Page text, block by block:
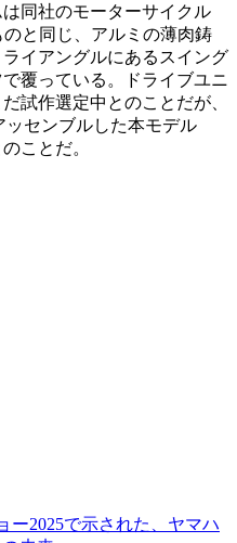
同社のモーターサイクル
のと同じ、アルミの薄肉鋳
イアングルにあるスイング
覆っている。ドライブユニ
試作選定中とのことだが、
センブルした本モデル
ことだ。